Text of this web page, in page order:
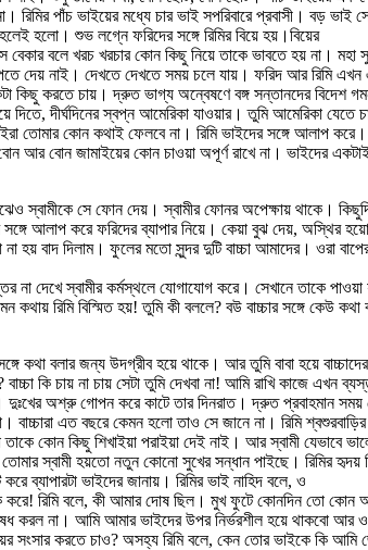
পাঁচ ভাইয়ের মধ্যে চার ভাই সপরিবারে প্রবাসী। বড়
হলো। শুভ লগ্নে ফরিদের সঙ্গে রিমির বিয়ে হয়।বিয়ের
বেকার বলে খরচ খরচার কোন কিছু নিয়ে তাকে ভাবতে হয় না।
নাই। দেখতে দেখতে সময় চলে যায়। ফরিদ আর রিমি এখন এক
কিছু করতে চায়। দ্রুত ভাগ্য অন্বেষণে বঙ্গ সন্তানদের
দীর্ঘদিনের স্বপ্ন আমেরিকা যাওয়ার। তুমি আমেরিকা
তোমার কোন কথাই ফেলবে না। রিমি ভাইদের সঙ্গে আলাপ করে।
আর বোন জামাইয়ের কোন চাওয়া অপূর্ণ রাখে না। ভাইদের
স্বামীকে সে ফোন দেয়। স্বামীর ফোনর অপেক্ষায় থাকে।
সঙ্গে আলাপ করে ফরিদের ব্যাপার নিয়ে। কেয়া বুঝ দেয়,
বাদ দিলাম। ফুলের মতো সুন্দর দুটি বাচ্চা আমাদের। ওরা
না দেখে স্বামীর কর্মস্থলে যোগাযোগ করে। সেখানে তাকে
রিমি বিস্মিত হয়! তুমি কী বললে? বউ বাচ্চার সঙ্গে কেউ
কথা বলার জন্য উদগ্রীব হয়ে থাকে। আর তুমি বাবা হয়ে
বাচ্চা কি চায় না চায় সেটা তুমি দেখবা না! আমি রাখি কাজে
অশ্রু গোপন করে কাটে তার দিনরাত। দ্রুত প্রবাহমান
‌বাচ্চারা এত বছরে কেমন হলো তাও সে জানে না। রিমি
কোন কিছু শিখাইয়া পরাইয়া দেই নাই। আর স্বামী যেভাবে
স্বামী হয়তো নতুন কোনো সুখের সন্ধান পাইছে। রিমির হৃদয়
ব্যাপারটা ভাইদের জানায়। রিমির ভাই নাহিদ বলে, ও
রিমি বলে, কী আমার দোষ ছিল। মুখ ফুটে কোনদিন তো কোন
করল না। আমি আমার ভাইদের উপর নির্ভরশীল হয়ে থাকবো
সংসার করতে চাও? অসহ্য রিমি বলে, কেন তোর ভাইকে কি আমি